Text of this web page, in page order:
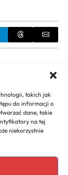
takich jak
do informacji o
dane, takie
na tej
niekorzystnie
Kryteria i
NEXT
krok
kroku